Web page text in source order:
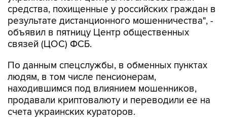
средства, похищенные у российских граждан в
результате дистанционного мошенничества", -
объявил в пятницу Центр общественных
связей (ЦОС) ФСБ.
По данным спецслужбы, в обменных пунктах
людям, в том числе пенсионерам,
находившимся под влиянием мошенников,
продавали криптовалюту и переводили ее на
счета украинских кураторов.